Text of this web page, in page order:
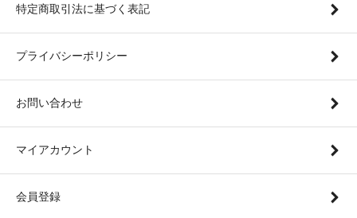
特定商取引法に基づく表記
プライバシーポリシー
お問い合わせ
マイアカウント
会員登録